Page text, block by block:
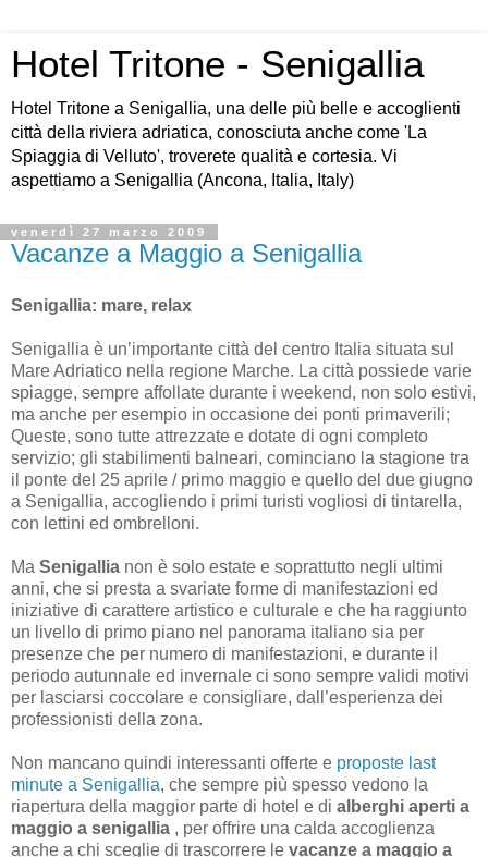
Hotel Tritone - Senigallia
Hotel Tritone a Senigallia, una delle più belle e accoglienti
città della riviera adriatica, conosciuta anche come 'La
Spiaggia di Velluto', troverete qualità e cortesia. Vi
aspettiamo a Senigallia (Ancona, Italia, Italy)
venerdì 27 marzo 2009
Vacanze a Maggio a Senigallia
Senigallia: mare, relax
Senigallia è un’importante città del centro Italia situata sul
Mare Adriatico nella regione Marche. La città possiede varie
spiagge, sempre affollate durante i weekend, non solo estivi,
ma anche per esempio in occasione dei ponti primaverili;
Queste, sono tutte attrezzate e dotate di ogni completo
servizio; gli stabilimenti balneari, cominciano la stagione tra
il ponte del 25 aprile / primo maggio e quello del due giugno
a Senigallia, accogliendo i primi turisti vogliosi di tintarella,
con lettini ed ombrelloni.
Ma Senigallia non è solo estate e soprattutto negli ultimi
anni, che si presta a svariate forme di manifestazioni ed
iniziative di carattere artistico e culturale e che ha raggiunto
un livello di primo piano nel panorama italiano sia per
presenze che per numero di manifestazioni, e durante il
periodo autunnale ed invernale ci sono sempre validi motivi
per lasciarsi coccolare e consigliare, dall’esperienza dei
professionisti della zona.
Non mancano quindi interessanti offerte e proposte last
minute a Senigallia, che sempre più spesso vedono la
riapertura della maggior parte di hotel e di alberghi aperti a
maggio a senigallia , per offrire una calda accoglienza
anche a chi sceglie di trascorrere le vacanze a maggio a